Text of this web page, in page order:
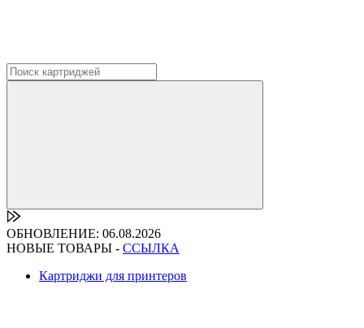
ОБНОВЛЕНИЕ: 06.08.2026
НОВЫЕ ТОВАРЫ - ССЫЛКА
Картриджи для принтеров